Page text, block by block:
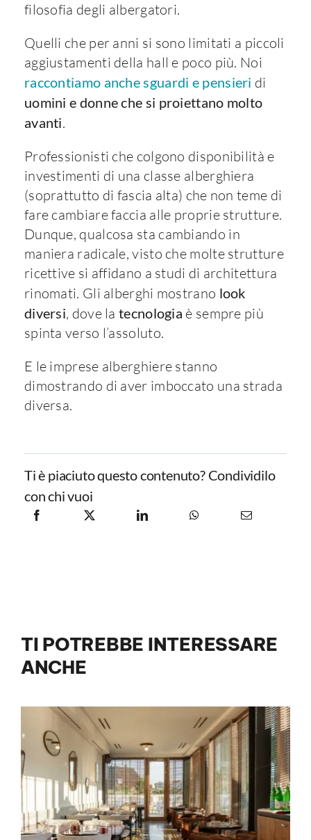
filosofia degli albergatori.
Quelli che per anni si sono limitati a piccoli
aggiustamenti della hall e poco più. Noi
raccontiamo anche sguardi e pensieri di
uomini e donne che si proiettano molto
avanti.
Professionisti che colgono disponibilità e
investimenti di una classe alberghiera
(soprattutto di fascia alta) che non teme di
fare cambiare faccia alle proprie strutture.
Dunque, qualcosa sta cambiando in
maniera radicale, visto che molte strutture
ricettive si affidano a studi di architettura
rinomati. Gli alberghi mostrano look
diversi, dove latecnologia è sempre più
spinta verso l’assoluto.
E le imprese alberghiere stanno
dimostrando di aver imboccato una strada
diversa.
Ti è piaciuto questo contenuto? Condividilo
con chi vuoi
TI POTREBBE INTERESSARE
ANCHE